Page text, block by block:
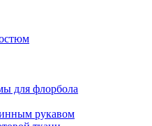
для флорбола
рукавом